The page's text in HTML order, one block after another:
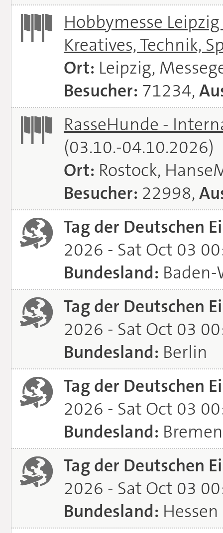
Hobbymesse
Kreatives, Technik,
Ort: Leipzig,
Besucher: 71234,
RasseHunde -
(03.10.-04.10.2026)
Ort: Rostock,
Besucher: 22998,
Tag der Deutschen
2026 - Sat Oct 03
Bundesland:
Tag der Deutschen
2026 - Sat Oct 03
Bundesland: Berlin
Tag der Deutschen
2026 - Sat Oct 03
Bundesland: Bremen
Tag der Deutschen
2026 - Sat Oct 03
Bundesland: Hessen